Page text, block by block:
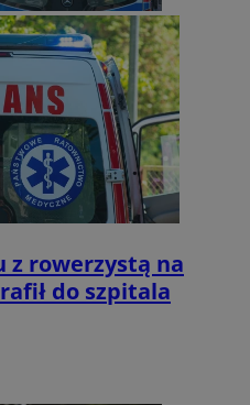
z rowerzystą na
do szpitala